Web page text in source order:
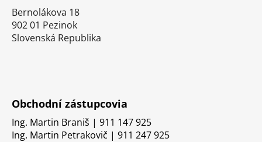
Bernolákova 18
902 01 Pezinok
Slovenská Republika
Obchodní zástupcovia
Ing. Martin Braniš | 911 147 925
Ing. Martin Petrakovič | 911 247 925